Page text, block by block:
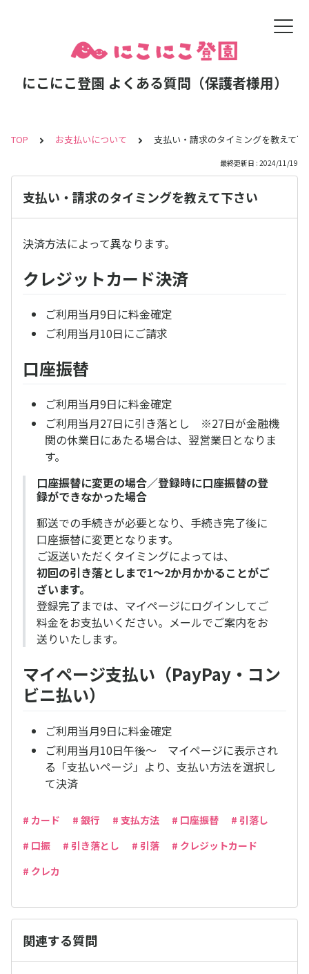
にこにこ登園 よくある質問（保護者様用）
TOP お支払いについて 支払い・請求のタイミングを教えて下
最終更新日 : 2024/11/19
支払い・請求のタイミングを教えて下さい
決済方法によって異なります。
クレジットカード決済
ご利用当月9日に料金確定
ご利用当月10日にご請求
口座振替
ご利用当月9日に料金確定
ご利用当月27日に引き落とし ※27日が金融機
関の休業日にあたる場合は、翌営業日となりま
す。
口座振替に変更の場合／登録時に口座振替の登
録ができなかった場合
郵送での手続きが必要となり、手続き完了後に
口座振替に変更となります。
ご返送いただくタイミングによっては、
初回の引き落としまで1～2か月かかることがご
ざいます。
登録完了までは、マイページにログインしてご
料金をお支払いください。メールでご案内をお
送りいたします。
マイページ支払い（PayPay・コン
ビニ払い）
ご利用当月9日に料金確定
ご利用当月10日午後～ マイページに表示され
る「支払いページ」より、支払い方法を選択し
て決済
# カード # 銀行 # 支払方法 # 口座振替
# 引落し
# 口振
# 引き落とし # 引落
# クレジットカード
# クレカ
関連する質問